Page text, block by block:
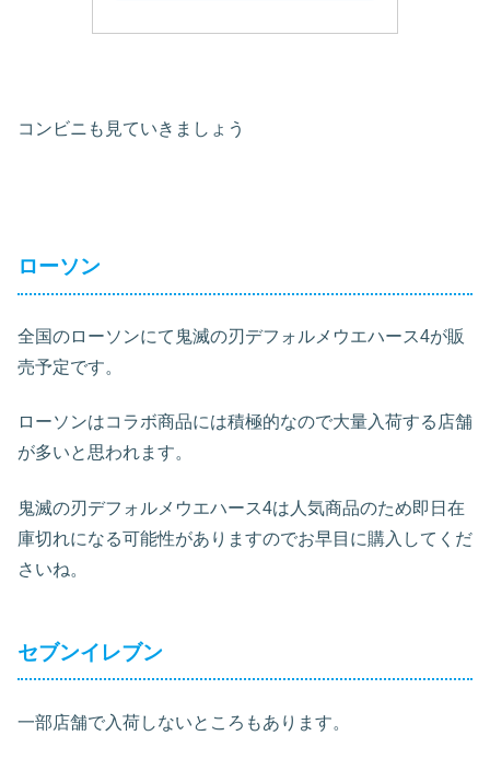
コンビニも見ていきましょう
ローソン
全国のローソンにて鬼滅の刃デフォルメウエハース4が販
売予定です。
ローソンはコラボ商品には積極的なので大量入荷する店舗
が多いと思われます。
鬼滅の刃デフォルメウエハース4は人気商品のため即日在
庫切れになる可能性がありますのでお早目に購入してくだ
さいね。
セブンイレブン
一部店舗で入荷しないところもあります。